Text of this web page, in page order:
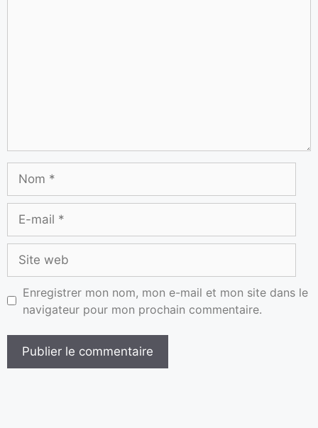
Enregistrer mon nom, mon e-mail et mon site dans le
navigateur pour mon prochain commentaire.